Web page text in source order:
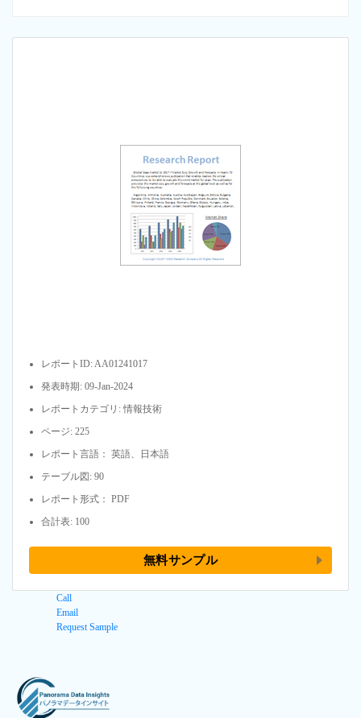
レポートID: AA01241017
発表時期: 09-Jan-2024
レポートカテゴリ: 情報技術
ページ: 225
レポート言語： 英語、日本語
テーブル図: 90
レポート形式： PDF
合計表: 100
無料サンプル
Call
Email
Request Sample